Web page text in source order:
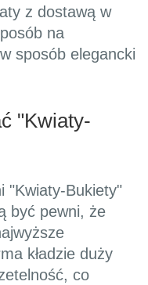
z dostawą w
na
sposób elegancki
"Kwiaty-
"Kwiaty-Bukiety"
być pewni, że
kładzie duży
co